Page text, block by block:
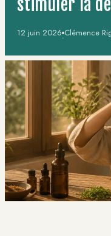
stimuler la
12 juin 2026·Clémence